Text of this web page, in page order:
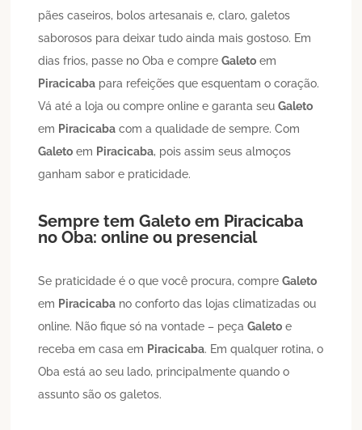
pães caseiros, bolos artesanais e, claro, galetos
saborosos para deixar tudo ainda mais gostoso. Em
dias frios, passe no Oba e compreGaleto em
Piracicaba para refeições que esquentam o coração.
Vá até a loja ou compre online e garanta seuGaleto
em Piracicaba com a qualidade de sempre. Com
Galeto em Piracicaba, pois assim seus almoços
ganham sabor e praticidade.
Sempre temGaleto em Piracicaba
no Oba: online ou presencial
Se praticidade é o que você procura, compreGaleto
em Piracicaba no conforto das lojas climatizadas ou
online. Não fique só na vontade – peçaGaleto e
receba em casa em Piracicaba. Em qualquer rotina, o
Oba está ao seu lado, principalmente quando o
assunto são os galetos.